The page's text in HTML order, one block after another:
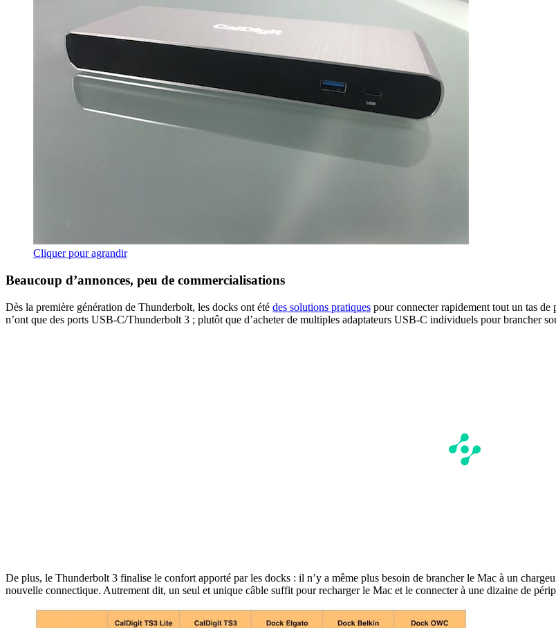
Cliquer pour agrandir
Beaucoup d’annonces, peu de commercialisations
Dès la première génération de Thunderbolt, les docks ont été des solutions pratiques pour connecter rapidement tout un tas
n’ont que des ports USB-C/Thunderbolt 3 ; plutôt que d’acheter de multiples adaptateurs USB-C individuels pour brancher
De plus, le Thunderbolt 3 finalise le confort apporté par les docks : il n’y a même plus besoin de brancher le Mac à un
nouvelle connectique. Autrement dit, un seul et unique câble suffit pour recharger le Mac et le connecter à une dizaine de